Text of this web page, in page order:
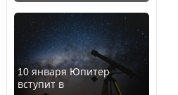
10 января Юпитер
вступит в